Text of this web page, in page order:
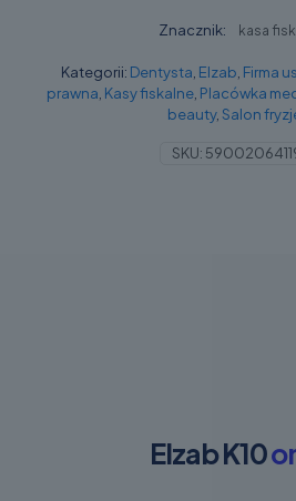
Znacznik: kasa
Kategorii: Dentysta Elzab Firma
prawna Kasy fiskalne, Placówka
beauty, Salon
SKU:
Elzab K10